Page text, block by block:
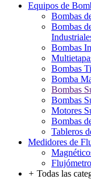
Equipos de
Bombas
Bombas
Bombas
Bombas
Bomba
Bombas
Bombas
Motores
Bombas
Tableros
Medidores de
+ Todas las